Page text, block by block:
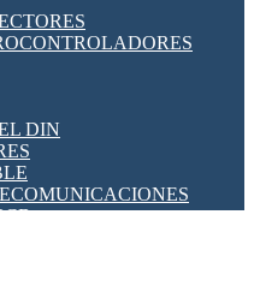
TC'S DE CORRIENTE
PROGRAMABLES
DIN